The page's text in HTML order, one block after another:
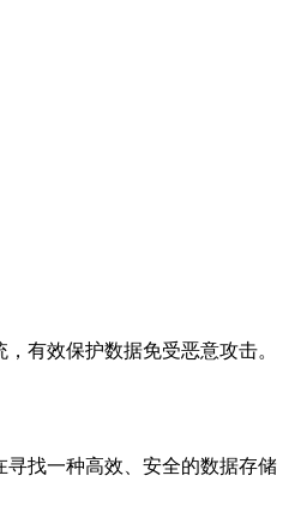
有效保护数据免受恶意攻击。
找一种高效、安全的数据存储